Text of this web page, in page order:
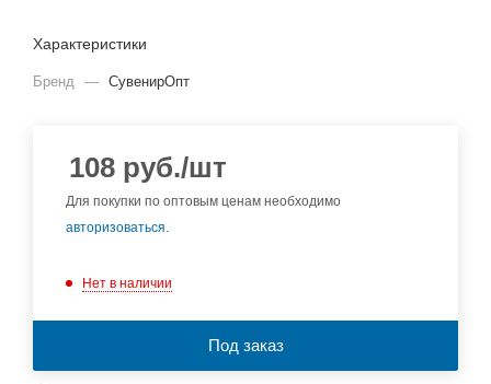
Характеристики
Бренд — СувенирОпт
108 руб./шт
Для покупки по оптовым ценам необходимо
авторизоваться.
Нет в наличии
Под заказ